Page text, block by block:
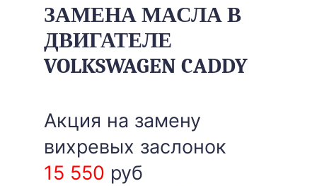
ЗАМЕНА МАСЛА В
ДВИГАТЕЛЕ
VOLKSWAGEN CADDY
Акция на замену
вихревых заслонок
15 550 руб